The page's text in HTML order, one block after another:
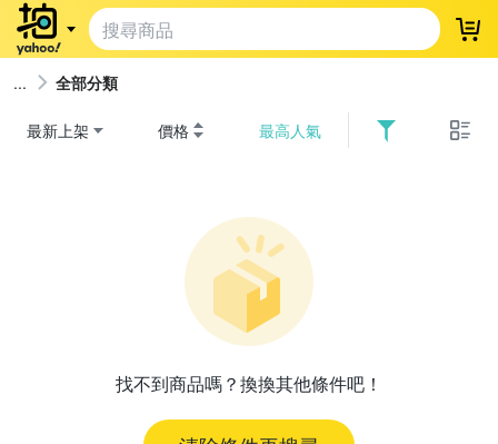
登
全部分類
最新上架 價格 最高人氣
找不到商品嗎？換換其他條件吧！